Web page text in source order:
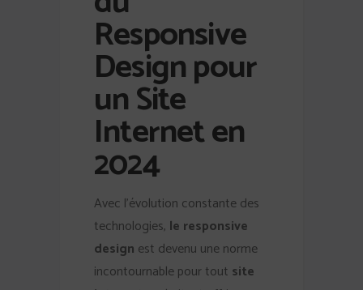
Responsive
Design pour
un Site
Internet en
2024
Avec l’évolution constante des
technologies, le responsive
design est devenu une norme
incontournable pour tout site